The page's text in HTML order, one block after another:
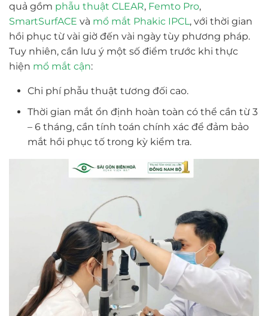
quả gồm phẫu thuật CLEAR, Femto Pro,
SmartSurfACE và mổ mắt Phakic IPCL, với thời gian
hồi phục từ vài giờ đến vài ngày tùy phương pháp.
Tuy nhiên, cần lưu ý một số điểm trước khi thực
hiện mổ mắt cận:
Chi phí phẫu thuật tương đối cao.
Thời gian mắt ổn định hoàn toàn có thể cần từ 3
– 6 tháng, cần tính toán chính xác để đảm bảo
mắt hồi phục tố trong kỳ kiểm tra.